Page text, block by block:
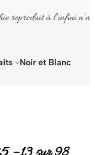
reproduit à l’infini n’a
Noir et Blanc